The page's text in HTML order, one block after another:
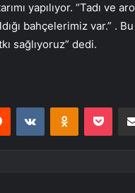
yapılıyor. “Tadı ve
bahçelerimiz var.” .
sağlıyoruz” dedi.
Reddit VKontakteOdnoklassniki